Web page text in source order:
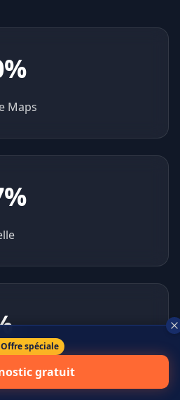
%
Maps
%
spéciale
gratuit